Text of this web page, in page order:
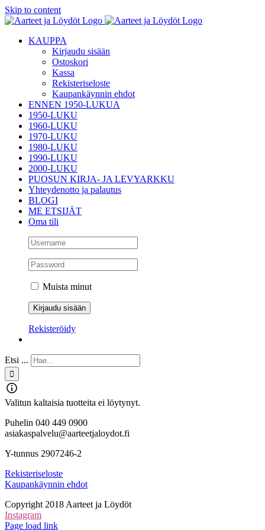
Skip to content
KAUPPA
Kirjaudu sisään
Ostoskori
Kassa
Rekisteriseloste
Kaupankäynnin ehdot
ENNEN 1950-LUKUA
1950-LUKU
1960-LUKU
1970-LUKU
1980-LUKU
1990-LUKU
2000-LUKU
PUOSUN KIRJA- JA LEVYARKKU
Yhteydenotto ja palautus
BLOGI
ME ETSIJÄT
Oma tili
Muista minut
Rekisteröidy
Etsi ...
Valitun kaltaisia tuotteita ei löytynyt.
Puhelin 040 449 0900
asiakaspalvelu@aarteetjaloydot.fi
Y-tunnus 2907246-2
Rekisteriseloste
Kaupankäynnin ehdot
Copyright 2018 Aarteet ja Löydöt
Instagram
Page load link